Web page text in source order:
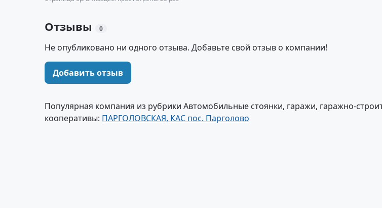
Отзывы 0
Не опубликовано ни одного отзыва. Добавьте свой отзыв о компании!
Добавить отзыв
Популярная компания из рубрики Автомобильные стоянки, гаражи, гаражно-
кооперативы: ПАРГОЛОВСКАЯ, КАС пос. Парголово